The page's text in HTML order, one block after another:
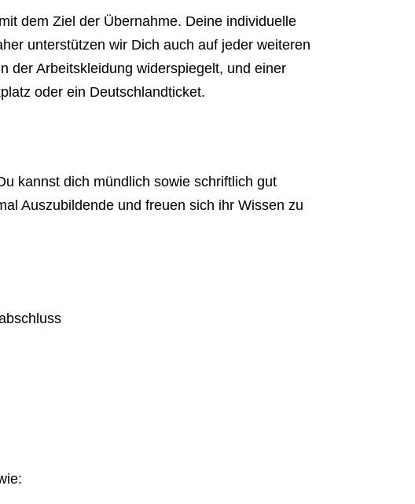
dem Ziel der Übernahme. Deine individuelle
unterstützen wir Dich auch auf jeder weiteren
der Arbeitskleidung widerspiegelt, und einer
oder ein Deutschlandticket.
kannst dich mündlich sowie schriftlich gut
Auszubildende und freuen sich ihr Wissen zu